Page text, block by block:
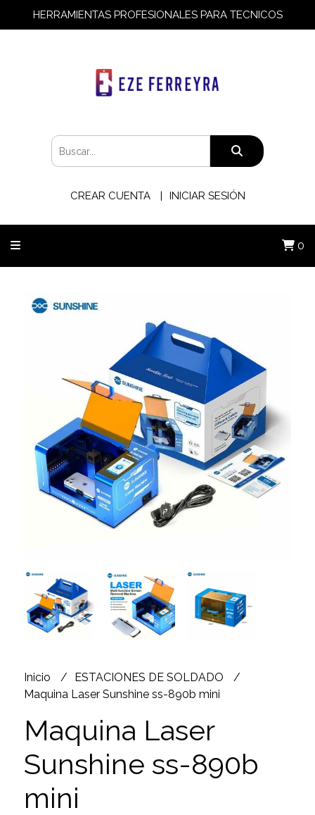
HERRAMIENTAS PROFESIONALES PARA TECNICOS
CREAR CUENTA INICIAR SESIÓN
0
Inicio
ESTACIONES DE SOLDADO
Maquina Laser Sunshine ss-890b mini
Maquina Laser
Sunshine ss-890b
mini